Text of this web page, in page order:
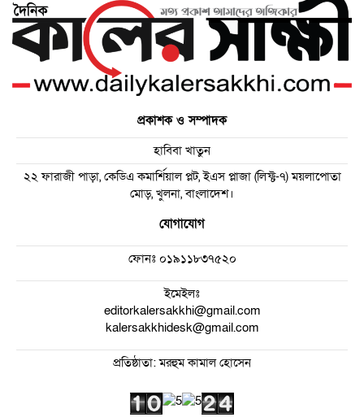
প্রকাশক ও সম্পাদক
হাবিবা খাতুন
২২ ফারাজী পাড়া, কেডিএ কমার্শিয়াল প্লট, ইএস প্লাজা (লিফ্ট-৭) ময়লাপোতা
মোড়, খুলনা, বাংলাদেশ।
যোগাযোগ
ফোনঃ০১৯১১৮৩৭৫২০
ইমেইলঃ
editorkalersakkhi@gmail.com
kalersakkhidesk@gmail.com
প্রতিষ্ঠাতা: মরহুম কামাল হোসেন